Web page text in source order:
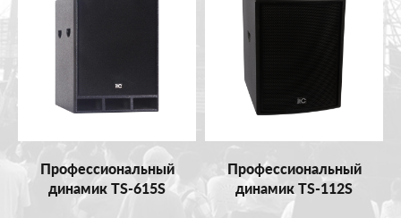
Профессиональный
динамик TS-615S
Профессиональный
динамик TS-112S